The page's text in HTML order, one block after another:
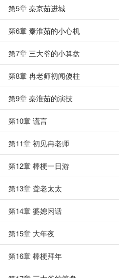
第5章 秦京茹进城
第6章 秦淮茹的小心机
第7章 三大爷的小算盘
第8章 冉老师初闻傻柱
第9章 秦淮茹的演技
第10章 谎言
第11章 初见冉老师
第12章 棒梗一日游
第13章 聋老太太
第14章 婆媳闲话
第15章 大年夜
第16章 棒梗拜年